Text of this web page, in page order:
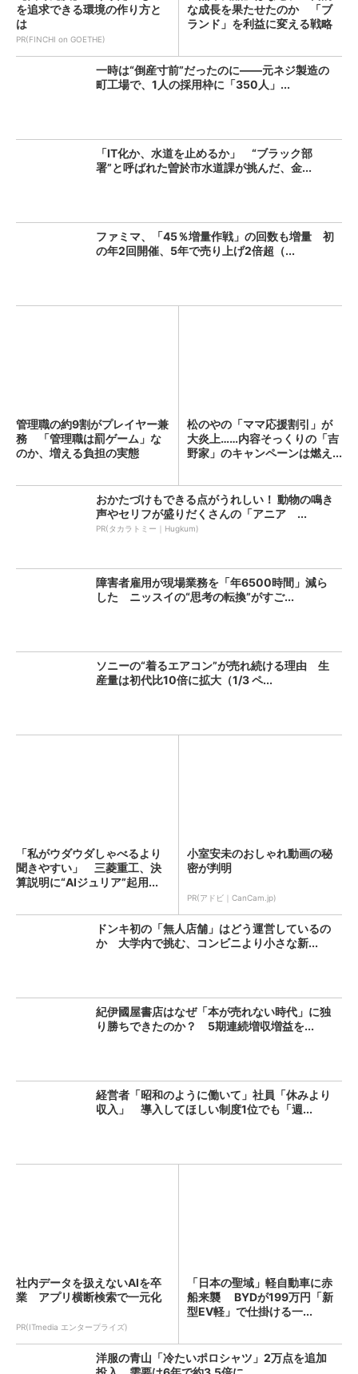
を追求できる環境の作り方と
は
PR(FINCHI on GOETHE)
な成長を果たせたのか 「ブ
ランド」を利益に変える戦略
一時は“倒産寸前”だったのに――元ネジ製造の
町工場で、1人の採用枠に「350人」...
「IT化か、水道を止めるか」 “ブラック部
署”と呼ばれた曽於市水道課が挑んだ、金...
ファミマ、「45％増量作戦」の回数も増量 初
の年2回開催、5年で売り上げ2倍超（...
管理職の約9割がプレイヤー兼
務 「管理職は罰ゲーム」な
のか、増える負担の実態
松のやの「ママ応援割引」が
大炎上……内容そっくりの「吉
野家」のキャンペーンは燃え...
おかたづけもできる点がうれしい！ 動物の鳴き
声やセリフが盛りだくさんの「アニア ...
PR(タカラトミー｜Hugkum)
障害者雇用が現場業務を「年6500時間」減ら
した ニッスイの“思考の転換”がすご...
ソニーの“着るエアコン”が売れ続ける理由 生
産量は初代比10倍に拡大（1/3 ペ...
「私がウダウダしゃべるより
聞きやすい」 三菱重工、決
算説明に“AIジュリア”起用...
小室安未のおしゃれ動画の秘
密が判明
PR(アドビ｜CanCam.jp)
ドンキ初の「無人店舗」はどう運営しているの
か 大学内で挑む、コンビニより小さな新...
紀伊國屋書店はなぜ「本が売れない時代」に独
り勝ちできたのか？ 5期連続増収増益を...
経営者「昭和のように働いて」社員「休みより
収入」 導入してほしい制度1位でも「週...
社内データを扱えないAIを卒
業 アプリ横断検索で一元化
PR(ITmedia エンタープライズ)
「日本の聖域」軽自動車に赤
船来襲 BYDが199万円「新
型EV軽」で仕掛ける一...
洋服の青山「冷たいポロシャツ」2万点を追加